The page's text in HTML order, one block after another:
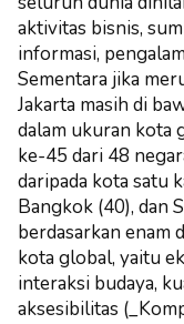
aktivitas bisnis,
informasi,
Sementara jika
Jakarta masih di
dalam ukuran kota
ke-45 dari 48
daripada kota satu
Bangkok (40), dan
berdasarkan enam
kota global, yaitu
interaksi budaya,
aksesibilitas